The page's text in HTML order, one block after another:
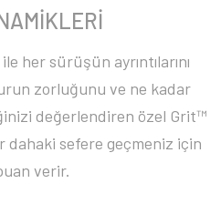
her sürüşün ayrıntılarını
zorluğunu ve ne kadar
değerlendiren özel Grit™
sefere geçmeniz için
verir.